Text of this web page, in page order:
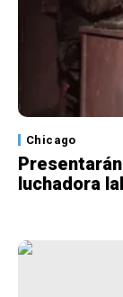
Chicago
luchadora